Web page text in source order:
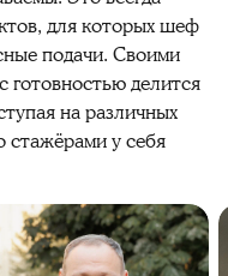
для которых шеф
подачи. Своими
делится
на различных
у себя